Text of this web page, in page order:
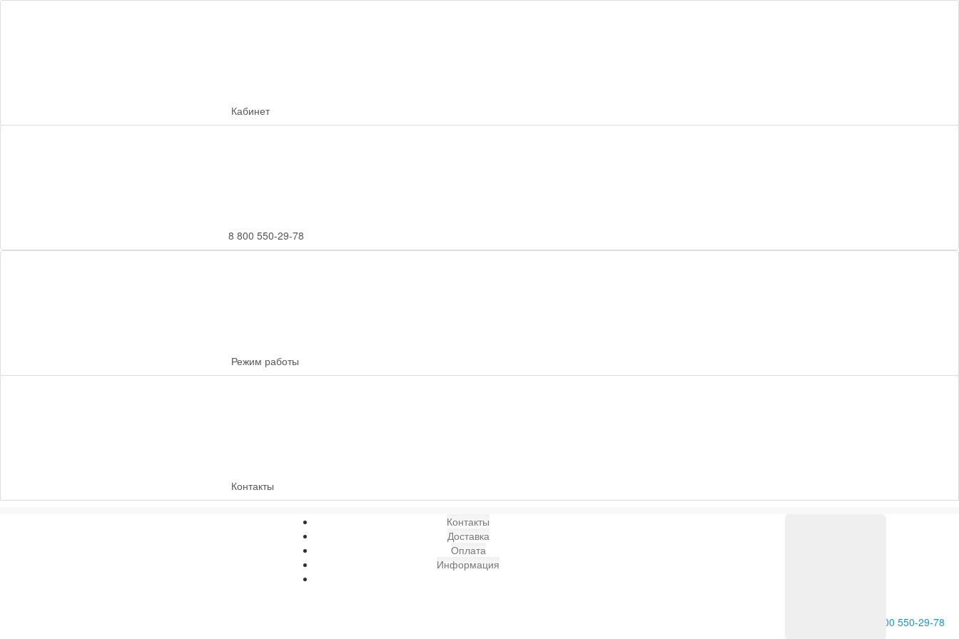
Кабинет
8 800 550-29-78
Режим работы
Контакты
Контакты
Доставка
Оплата
Информация
8 800 550-29-78